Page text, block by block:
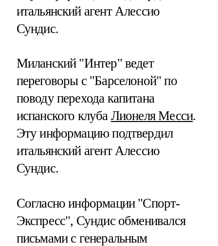
итальянский агент Алессио
Сундис.
Миланский "Интер" ведет
переговоры с "Барселоной" по
поводу перехода капитана
испанского клуба Лионеля Месси.
Эту информацию подтвердил
итальянский агент Алессио
Сундис.
Согласно информации "Спорт-
Экспресс", Сундис обменивался
письмами с генеральным